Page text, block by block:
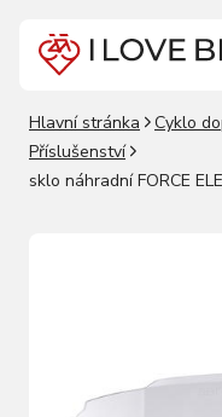
Hlavní stránka Cyklo
Příslušenství
sklo náhradní FORCE